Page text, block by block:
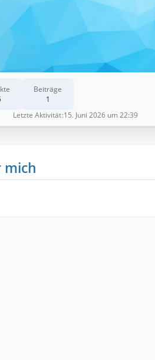
Beiträge
1
Letzte Aktivität 15. Juni 2026 um 22:39
mich